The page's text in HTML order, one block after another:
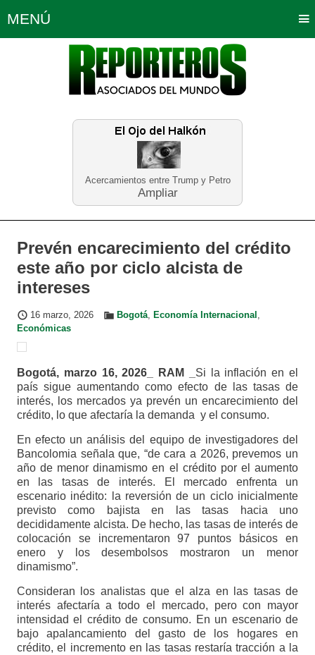
Acercamientos entre Trump y Petro
Ampliar
MENÚ
Política Opinión Bogotá
Planeta Tierra Deportes
Educación Neira
Prevén encarecimiento del crédito
este año por ciclo alcista de
intereses
16 marzo, 2026 Bogotá, Economía Internacional ,
Económicas
Bogotá, marzo 16, 2026_ RAM _ Si la inflación en el
país sigue aumentando como efecto de las tasas de
interés, los mercados ya prevén un encarecimiento del
crédito, lo que afectaría la demanda y el consumo.
En efecto un análisis del equipo de investigadores del
Bancolomia señala que, “de cara a 2026, prevemos un
año de menor dinamismo en el crédito por el aumento
en las tasas de interés. El mercado enfrenta un
escenario inédito: la reversión de un ciclo inicialmente
previsto como bajista en las tasas hacia uno
decididamente alcista. De hecho, las tasas de interés de
colocación se incrementaron 97 puntos básicos en
enero y los desembolsos mostraron un menor
dinamismo”.
Consideran los analistas que el alza en las tasas de
interés afectaría a todo el mercado, pero con mayor
intensidad el crédito de consumo. En un escenario de
bajo apalancamiento del gasto de los hogares en
crédito, el incremento en las tasas restaría tracción a la